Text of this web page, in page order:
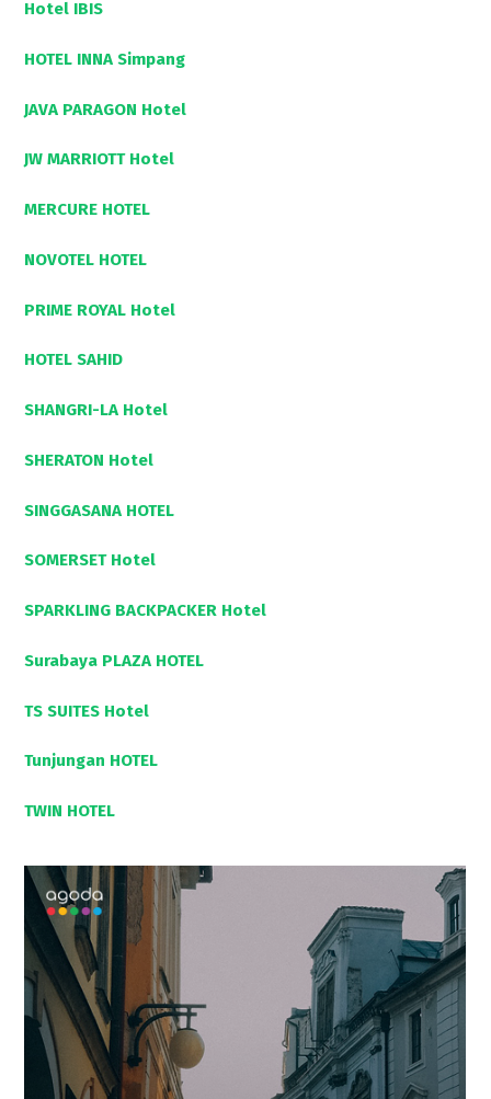
Hotel IBIS
HOTEL INNA Simpang
JAVA PARAGON Hotel
JW MARRIOTT Hotel
MERCURE HOTEL
NOVOTEL HOTEL
PRIME ROYAL Hotel
HOTEL SAHID
SHANGRI-LA Hotel
SHERATON Hotel
SINGGASANA HOTEL
SOMERSET Hotel
SPARKLING BACKPACKER Hotel
Surabaya PLAZA HOTEL
TS SUITES Hotel
Tunjungan HOTEL
TWIN HOTEL